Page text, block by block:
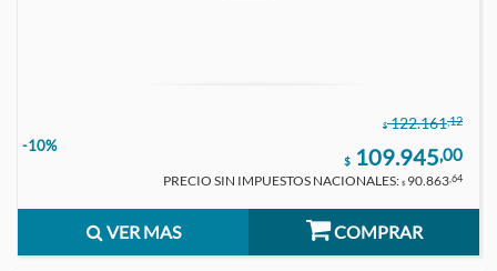
$ 122.161,12
-10%
$ 109.945,00
PRECIO SIN IMPUESTOS NACIONALES: $ 90.863,64
VER MAS COMPRAR